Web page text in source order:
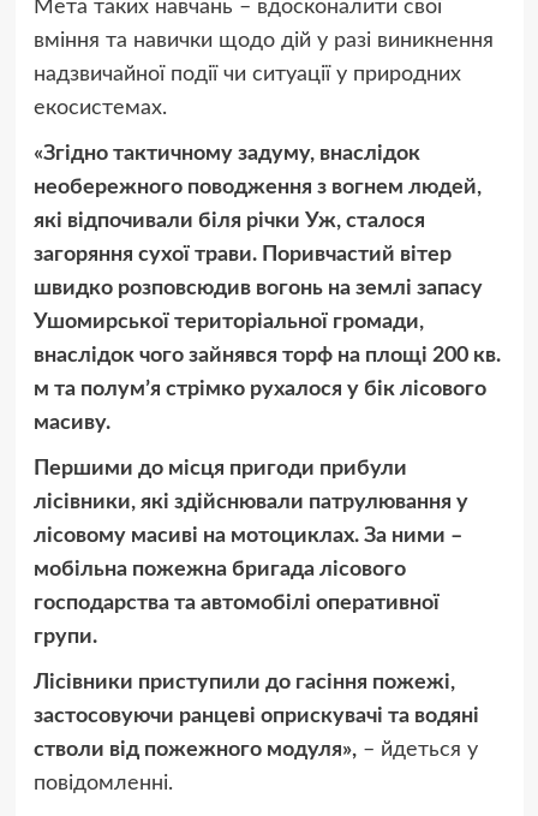
Мета таких навчань – вдосконалити свої
вміння та навички щодо дій у разі виникнення
надзвичайної події чи ситуації у природних
екосистемах.
«Згідно тактичному задуму, внаслідок
необережного поводження з вогнем людей,
які відпочивали біля річки Уж, сталося
загоряння сухої трави. Поривчастий вітер
швидко розповсюдив вогонь на землі запасу
Ушомирської територіальної громади,
внаслідок чого зайнявся торф на площі 200 кв.
м та полумʼя стрімко рухалося у бік лісового
масиву.
Першими до місця пригоди прибули
лісівники, які здійснювали патрулювання у
лісовому масиві на мотоциклах. За ними –
мобільна пожежна бригада лісового
господарства та автомобілі оперативної
групи.
Лісівники приступили до гасіння пожежі,
застосовуючи ранцеві оприскувачі та водяні
стволи від пожежного модуля»,– йдеться у
повідомленні.